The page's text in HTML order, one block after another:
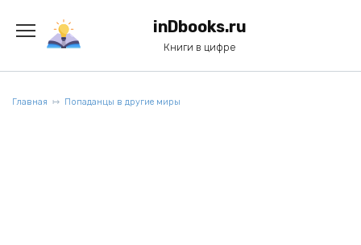
содержанию
inDbooks.ru
Книги в цифре
Главная Попаданцы в другие миры